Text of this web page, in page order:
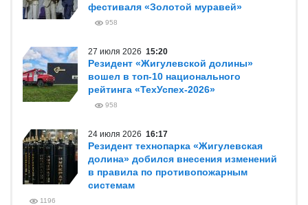
фестиваля «Золотой муравей»
958
27 июля 2026 15:20
Резидент «Жигулевской долины»
вошел в топ-10 национального
рейтинга «ТехУспех-2026»
958
24 июля 2026 16:17
Резидент технопарка «Жигулевская
долина» добился внесения изменений
в правила по противопожарным
системам
1196